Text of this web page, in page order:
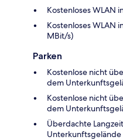
Kostenloses WLAN
Kostenloses WLAN
MBit/s)
Parken
Kostenlose nicht
dem
Kostenlose nicht
dem
Überdachte
Unterkunftsgelände